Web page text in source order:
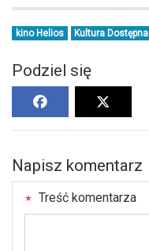
kino Helios Kultura Dostępna
Podziel się
Napisz komentarz
Treść komentarza